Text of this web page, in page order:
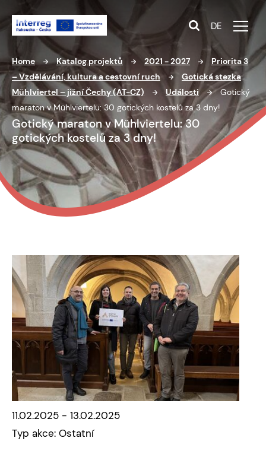
DE
Home Katalog projektů 2021 - 2027
Priorita 3
– Vzdělávání, kultura a cestovní ruch
Gotická stezka
Mühlviertel – jižní Čechy (AT-CZ)
Události
Gotický
maraton v Mühlviertelu: 30 gotických kostelů za 3 dny!
Gotický maraton v Mühlviertelu: 30
gotických kostelů za 3 dny!
11.02.2025 - 13.02.2025
Typ akce: Ostatní